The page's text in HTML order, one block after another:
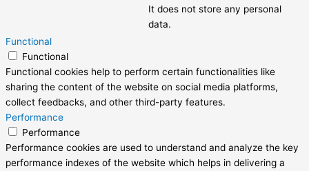
It does not store any personal
data.
Functional
Functional
Functional cookies help to perform certain functionalities like
sharing the content of the website on social media platforms,
collect feedbacks, and other third-party features.
Performance
Performance
Performance cookies are used to understand and analyze the key
performance indexes of the website which helps in delivering a